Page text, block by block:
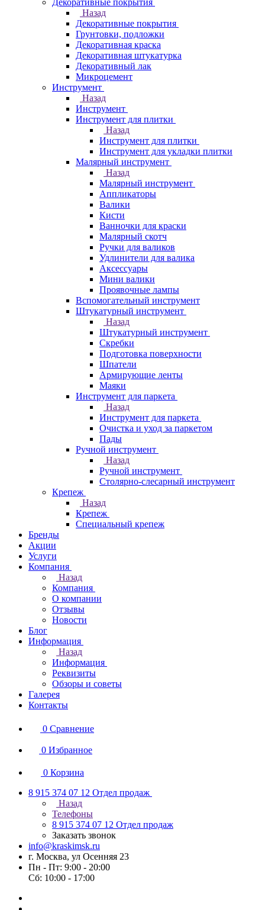
Декоративные покрытия
Назад
Декоративные покрытия
Грунтовки, подложки
Декоративная краска
Декоративная штукатурка
Декоративный лак
Микроцемент
Инструмент
Назад
Инструмент
Инструмент для плитки
Назад
Инструмент для плитки
Инструмент для укладки плитки
Малярный инструмент
Назад
Малярный инструмент
Аппликаторы
Валики
Кисти
Ванночки для краски
Малярный скотч
Ручки для валиков
Удлинители для валика
Аксессуары
Мини валики
Проявочные лампы
Вспомогательный инструмент
Штукатурный инструмент
Назад
Штукатурный инструмент
Скребки
Подготовка поверхности
Шпатели
Армирующие ленты
Маяки
Инструмент для паркета
Назад
Инструмент для паркета
Очистка и уход за паркетом
Пады
Ручной инструмент
Назад
Ручной инструмент
Столярно-слесарный инструмент
Крепеж
Назад
Крепеж
Специальный крепеж
Бренды
Акции
Услуги
Компания
Назад
Компания
О компании
Отзывы
Новости
Блог
Информация
Назад
Информация
Реквизиты
Обзоры и советы
Галерея
Контакты
0 Сравнение
0 Избранное
0 Корзина
8 915 374 07 12 Отдел продаж
Назад
Телефоны
8 915 374 07 12 Отдел продаж
Заказать звонок
info@kraskimsk.ru
г. Москва, ул Осенняя 23
Пн - Пт: 9:00 - 20:00
Сб: 10:00 - 17:00